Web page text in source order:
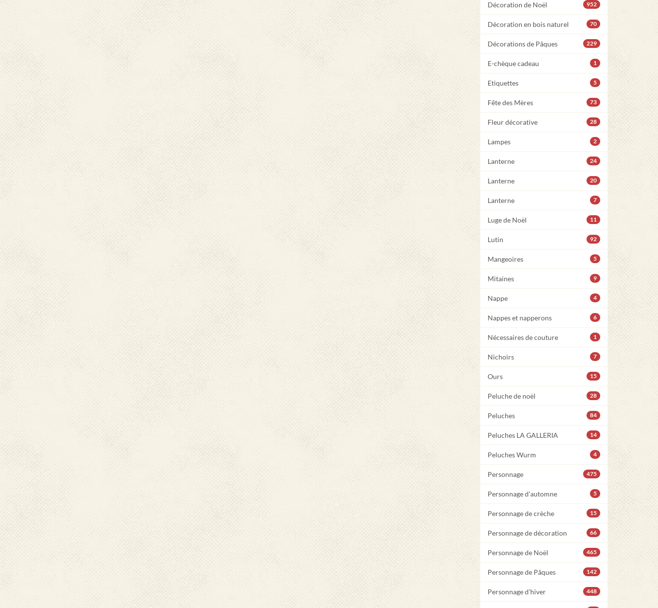
Décoration de Noël 952
Décoration en bois naturel 70
Décorations de Pâques 229
E-chèque cadeau 1
Etiquettes 5
Fête des Mères 73
Fleur décorative 28
Lampes 2
Lanterne 24
Lanterne 20
Lanterne 7
Luge de Noël 11
Lutin 92
Mangeoires 5
Mitaines 9
Nappe 4
Nappes et napperons 6
Nécessaires de couture 1
Nichoirs 7
Ours 15
Peluche de noël 28
Peluches 84
Peluches LA GALLERIA 14
Peluches Wurm 4
Personnage 475
Personnage d'automne 5
Personnage de crèche 15
Personnage de décoration 66
Personnage de Noël 465
Personnage de Pâques 142
Personnage d'hiver 448